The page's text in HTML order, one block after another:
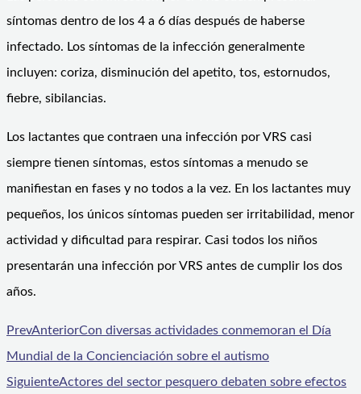
síntomas dentro de los 4 a 6 días después de haberse
infectado. Los síntomas de la infección generalmente
incluyen: coriza, disminución del apetito, tos, estornudos,
fiebre, sibilancias.
Los lactantes que contraen una infección por VRS casi
siempre tienen síntomas, estos síntomas a menudo se
manifiestan en fases y no todos a la vez. En los lactantes muy
pequeños, los únicos síntomas pueden ser irritabilidad, menor
actividad y dificultad para respirar. Casi todos los niños
presentarán una infección por VRS antes de cumplir los dos
años.
PrevAnteriorCon diversas actividades conmemoran el Día
Mundial de la Concienciación sobre el autismo
SiguienteActores del sector pesquero debaten sobre efectos